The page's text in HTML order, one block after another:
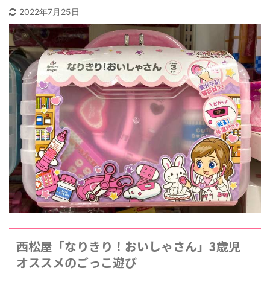
2022年7月25日
西松屋「なりきり！おいしゃさん」3歳児
オススメのごっこ遊び